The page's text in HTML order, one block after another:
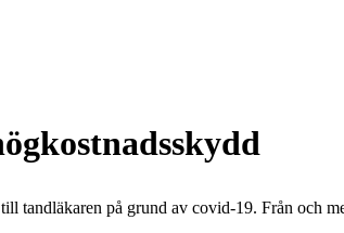
tandläkaren på grund av covid-19. Från och